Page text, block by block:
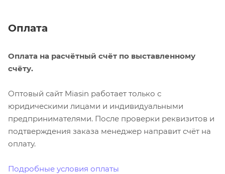
Оплата
Оплата на расчётный счёт по выставленному
счёту.
Оптовый сайт Miasin работает только с
юридическими лицами и индивидуальными
предпринимателями. После проверки реквизитов и
подтверждения заказа менеджер направит счёт на
оплату.
Подробные условия оплаты